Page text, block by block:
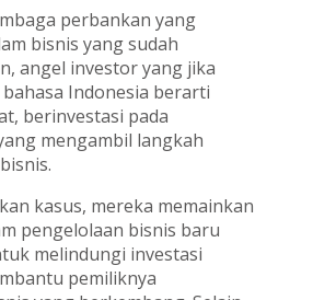
perbankan yang
bisnis yang sudah
angel investor yang jika
Indonesia berarti
berinvestasi pada
mengambil langkah
kasus, mereka memainkan
pengelolaan bisnis baru
melindungi investasi
pemiliknya